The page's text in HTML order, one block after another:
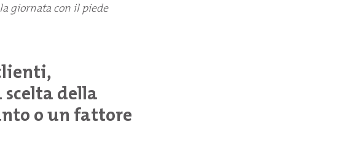
giornata con il piede
della
o un fattore